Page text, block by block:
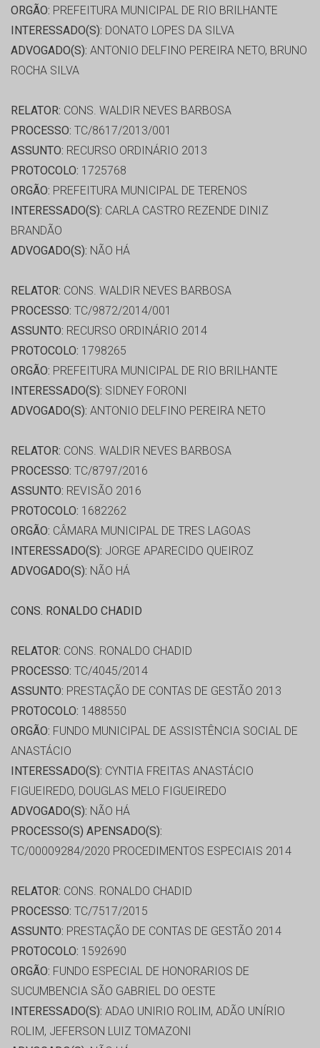
ORGÃO: PREFEITURA MUNICIPAL DE RIO BRILHANTE
INTERESSADO(S): DONATO LOPES DA SILVA
ADVOGADO(S): ANTONIO DELFINO PEREIRA NETO, BRUNO
ROCHA SILVA
RELATOR: CONS. WALDIR NEVES BARBOSA
PROCESSO: TC/8617/2013/001
ASSUNTO: RECURSO ORDINÁRIO 2013
PROTOCOLO: 1725768
ORGÃO: PREFEITURA MUNICIPAL DE TERENOS
INTERESSADO(S): CARLA CASTRO REZENDE DINIZ
BRANDÃO
ADVOGADO(S): NÃO HÁ
RELATOR: CONS. WALDIR NEVES BARBOSA
PROCESSO: TC/9872/2014/001
ASSUNTO: RECURSO ORDINÁRIO 2014
PROTOCOLO: 1798265
ORGÃO: PREFEITURA MUNICIPAL DE RIO BRILHANTE
INTERESSADO(S): SIDNEY FORONI
ADVOGADO(S): ANTONIO DELFINO PEREIRA NETO
RELATOR: CONS. WALDIR NEVES BARBOSA
PROCESSO: TC/8797/2016
ASSUNTO: REVISÃO 2016
PROTOCOLO: 1682262
ORGÃO: CÂMARA MUNICIPAL DE TRES LAGOAS
INTERESSADO(S): JORGE APARECIDO QUEIROZ
ADVOGADO(S): NÃO HÁ
CONS. RONALDO CHADID
RELATOR: CONS. RONALDO CHADID
PROCESSO: TC/4045/2014
ASSUNTO: PRESTAÇÃO DE CONTAS DE GESTÃO 2013
PROTOCOLO: 1488550
ORGÃO: FUNDO MUNICIPAL DE ASSISTÊNCIA SOCIAL DE
ANASTÁCIO
INTERESSADO(S): CYNTIA FREITAS ANASTÁCIO
FIGUEIREDO, DOUGLAS MELO FIGUEIREDO
ADVOGADO(S): NÃO HÁ
PROCESSO(S) APENSADO(S):
TC/00009284/2020 PROCEDIMENTOS ESPECIAIS 2014
RELATOR: CONS. RONALDO CHADID
PROCESSO: TC/7517/2015
ASSUNTO: PRESTAÇÃO DE CONTAS DE GESTÃO 2014
PROTOCOLO: 1592690
ORGÃO: FUNDO ESPECIAL DE HONORARIOS DE
SUCUMBENCIA SÃO GABRIEL DO OESTE
INTERESSADO(S): ADAO UNIRIO ROLIM, ADÃO UNÍRIO
ROLIM, JEFERSON LUIZ TOMAZONI